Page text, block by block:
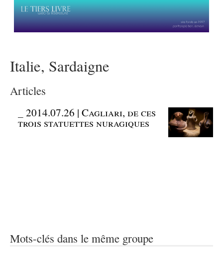
Italie, Sardaigne
Articles
_2014.07.26 | Cagliari, de ces
trois statuettes nuragiques
Mots-clés dans le même groupe